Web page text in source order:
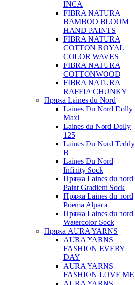
INCA
FIBRA NATURA
BAMBOO BLOOM
HAND PAINTS
FIBRA NATURA
COTTON ROYAL
COLOR WAVES
FIBRA NATURA
COTTONWOOD
FIBRA NATURA
RAFFIA CHUNKY
Пряжа Laines du Nord
Laines Du Nord Dolly
Maxi
Laines du Nord Dolly
125
Laines Du Nord Teddy
B
Laines Du Nord
Infinity Sock
Пряжа Laines du nord
Paint Gradient Sock
Пряжа Laines du nord
Poema Alpaca
Пряжа Laines du nord
Watercolor Sock
Пряжа AURA YARNS
AURA YARNS
FASHION EVERY
DAY
AURA YARNS
FASHION LOVE ME
AURA YARNS